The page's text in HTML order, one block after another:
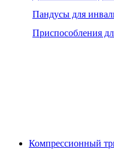
Пандусы для
Приспособления
Компрессионный